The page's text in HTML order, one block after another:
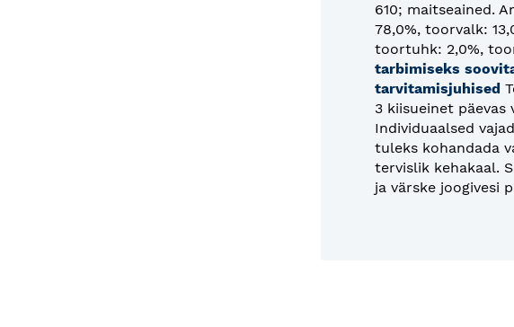
610; maitseained.
78,0%, toorvalk:
toortuhk: 2,0%,
tarbimiseks
tarvitamisjuhised
3 kiisueinet päevas
Individuaalsed
tuleks kohandada
tervislik kehakaal.
ja värske joogivesi